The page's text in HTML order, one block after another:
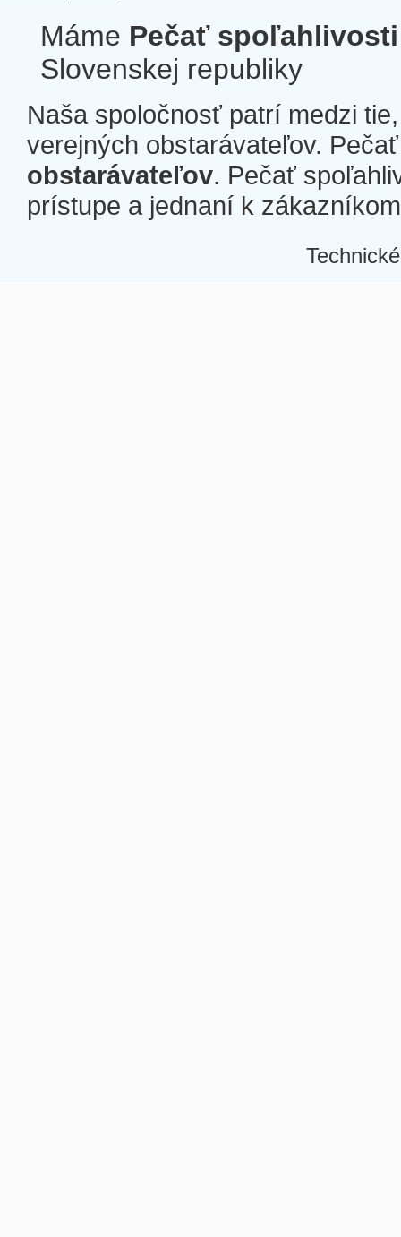
Máme Pečať spoľahlivosti
Slovenskej republiky
Naša spoločnosť patrí medzi
verejných obstarávateľov.
obstarávateľov. Pečať
prístupe a jednaní k